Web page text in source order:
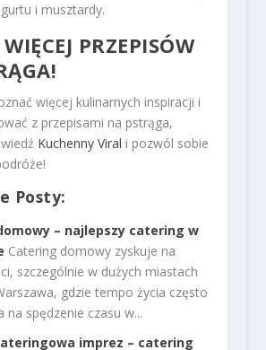
i musztardy.
PRZEPISÓW
więcej kulinarnych inspiracji i
z przepisami na pstrąga,
Kuchenny Viral i pozwól sobie
Posty:
– najlepszy catering w
Catering domowy zyskuje na
szczególnie w dużych miastach
gdzie tempo życia często
na spędzenie czasu w...
imprez – catering